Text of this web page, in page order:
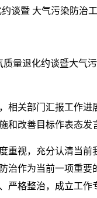
约谈暨 大气污染防治
量退化约谈暨大气
相关部门汇报工作
和改善目标作表态发
重视，充分认清当前
治作为当前一项重要
严格整治，成立工